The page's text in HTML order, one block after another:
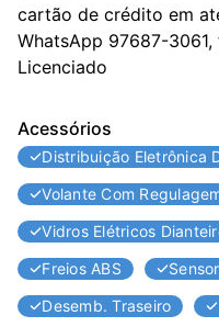
cartão de crédito em
WhatsApp 97687-
Licenciado
Acessórios
Distribuição Eletrônica
Volante Com
Vidros Elétricos
Freios ABS
Desemb. Traseiro